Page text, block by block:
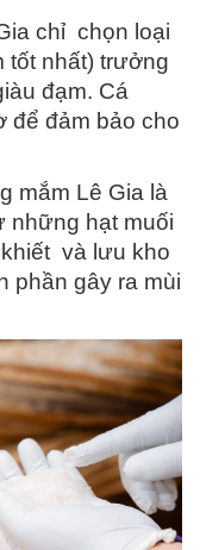
chỉ chọn loại
tốt nhất) trưởng
đạm. Cá
để đảm bảo cho
mắm Lê Gia là
những hạt muối
và lưu kho
phần gây ra mùi